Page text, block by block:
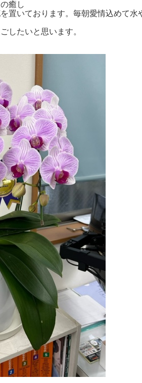
癒し
置いております。毎朝愛情込めて水
したいと思います。